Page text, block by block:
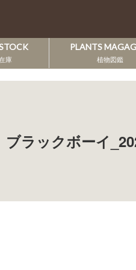
庫
PLANTS
植物図鑑
ブラックボーイ